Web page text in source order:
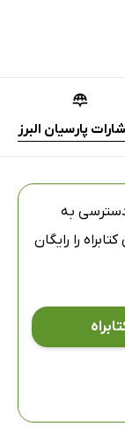
پارسیان البرز
به
را رایگان